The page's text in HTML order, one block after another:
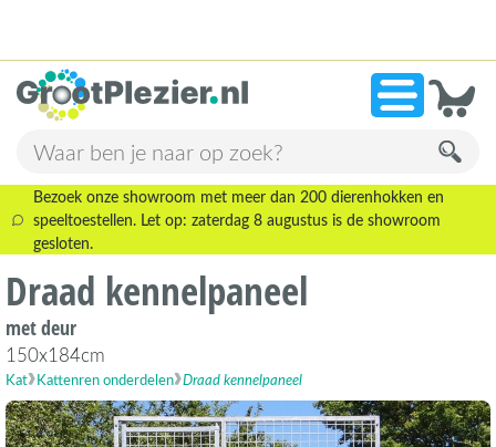
»13.945 beoordelingen!
Bezoek onze showroom met meer dan 200 dierenhokken en
speeltoestellen. Let op: zaterdag 8 augustus is de showroom
gesloten.
Draad kennelpaneel
met deur
150x184cm
Kat Kattenren onderdelen Draad kennelpaneel